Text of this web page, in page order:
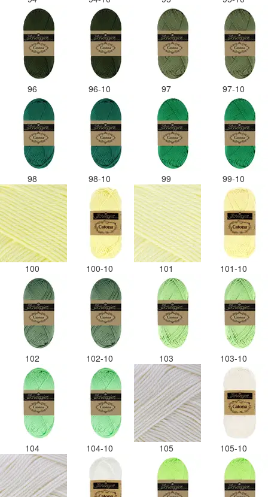
96 96-10 97 97-10
98 98-10 99 99-10
100 100-10 101 101-10
102 102-10 103 103-10
104 104-10 105 105-10